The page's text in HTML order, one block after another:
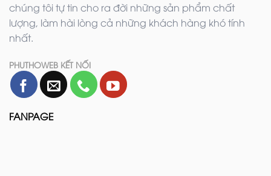
chúng tôi tự tin cho ra đời những sản phẩm chất
lượng, làm hài lòng cả những khách hàng khó tính
nhất.
PHUTHOWEB KẾT NỐI
FANPAGE